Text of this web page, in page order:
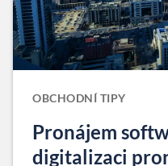
OBCHODNÍ TIPY
Pronájem
digitalizaci